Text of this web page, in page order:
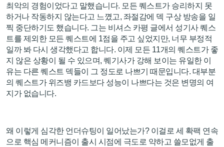
최악의 경험이었다고 말했습니다. 모든 퀘스트가 승리하지 못
하거나 작동하지 않는다고 느꼈고, 좌절감에 덱 구상 방송을 일
찍 중단하기도 했습니다. 그는 비셔스 카평 글에서 성기사 퀘스
트를 제외한 모든 퀘스트에 1점을 주고 싶었지만, 너무 부정적
일까 봐 다시 생각했다고 합니다. 이제 모든 11개의 퀘스트가 좋
지 않은 상황이 될 수 있으며, 퀘기사가 강해 보이는 유일한 이
유는 다른 퀘스트 덱들이 그 정도로 나쁘기 때문입니다. 대부분
의 퀘스트가 위즈뱅 카드보다 성능이 나쁘다는 것은 변명의 여
지가 없습니다.
왜 이렇게 심각한 언더슈팅이 일어났는가? 이걸로 세 확팩 연속
으로 핵심 메커니즘이 출시 시점에 극도로 약하고 쓸모없게 출